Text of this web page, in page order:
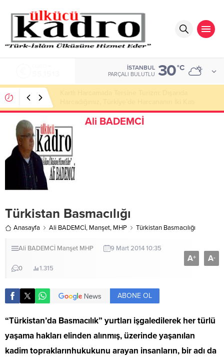
İSTANBUL
PARÇALI BULUTLU 30°C
Ali BADEMCİ
Türkistan Basmacılığı
Anasayfa Ali BADEMCİ, Manşet, MHP Türkistan Basmacılığı
Ali BADEMCİ Manşet MHP 9 Mart 2014 10:35
0 1.315
A+ A-
ABONE OL
“Türkistan’da Basmacılık” yurtları işgaledilerek her türlü
yaşama hakları elinden alınmış, üzerinde yaşanılan
kadim topraklarınhukukunu arayan insanların, bir adı da